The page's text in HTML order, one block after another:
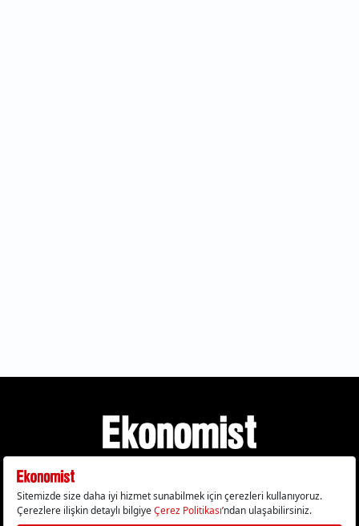
Gizlilik Politikası Çerez Politikası Çerezleri Sıfırla
KVKK Metni Künye İletişim